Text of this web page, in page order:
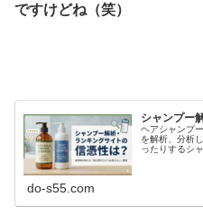
ですけどね（笑）
シャンプー
ヘアシャンプ
を解析、分析
ったりするシ
do-s55.com